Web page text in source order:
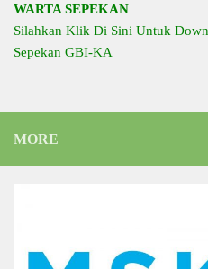
WARTA SEPEKAN
Silahkan Klik Di Sini Untuk
Sepekan GBI-KA
MORE